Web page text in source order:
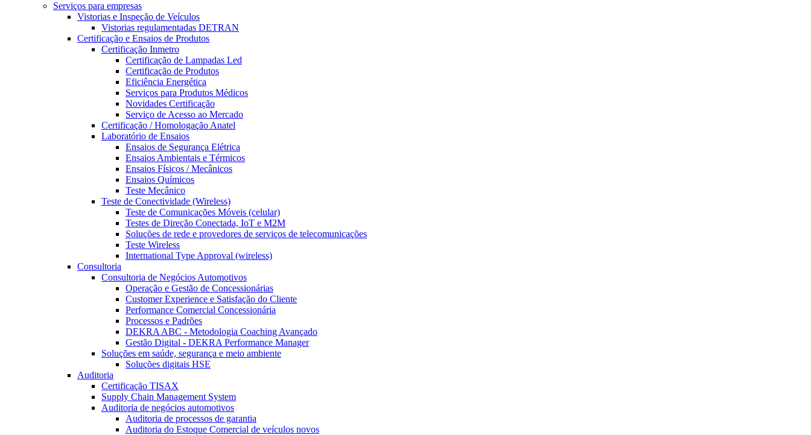
Serviços para empresas
Vistorias e Inspeção de Veículos
Vistorias regulamentadas DETRAN
Certificação e Ensaios de Produtos
Certificação Inmetro
Certificação de Lampadas Led
Certificação de Produtos
Eficiência Energética
Serviços para Produtos Médicos
Novidades Certificação
Serviço de Acesso ao Mercado
Certificação / Homologação Anatel
Laboratório de Ensaios
Ensaios de Segurança Elétrica
Ensaios Ambientais e Térmicos
Ensaios Físicos / Mecânicos
Ensaios Químicos
Teste Mecânico
Teste de Conectividade (Wireless)
Teste de Comunicações Móveis (celular)
Testes de Direção Conectada, IoT e M2M
Soluções de rede e provedores de serviços de telecomunicações
Teste Wireless
International Type Approval (wireless)
Consultoria
Consultoria de Negócios Automotivos
Operação e Gestão de Concessionárias
Customer Experience e Satisfação do Cliente
Performance Comercial Concessionária
Processos e Padrões
DEKRA ABC - Metodologia Coaching Avançado
Gestão Digital - DEKRA Performance Manager
Soluções em saúde, segurança e meio ambiente
Soluções digitais HSE
Auditoria
Certificação TISAX
Supply Chain Management System
Auditoria de negócios automotivos
Auditoria de processos de garantia
Auditoria do Estoque Comercial de veículos novos